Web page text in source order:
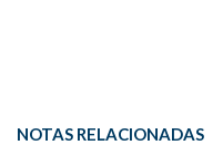
NOTAS RELACIONADAS